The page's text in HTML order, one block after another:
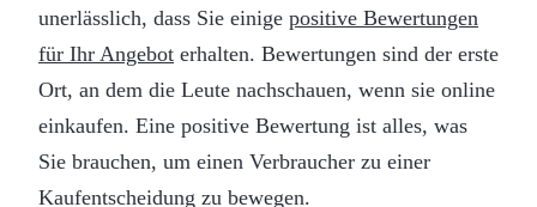
unerlässlich, dass Sie einige positive Bewertungen
für Ihr Angebot erhalten. Bewertungen sind der erste
Ort, an dem die Leute nachschauen, wenn sie online
einkaufen. Eine positive Bewertung ist alles, was
Sie brauchen, um einen Verbraucher zu einer
Kaufentscheidung zu bewegen.